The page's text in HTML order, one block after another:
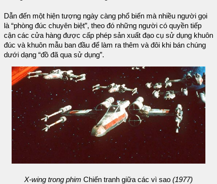
Dẫn đến một hiện tượng ngày càng phổ biến mà nhiều người gọi
là “phòng đúc chuyên biệt”, theo đó những người có quyền tiếp
cận các cửa hàng được cấp phép sản xuất đạo cụ sử dụng khuôn
đúc và khuôn mẫu ban đầu để làm ra thêm và đôi khi bán chúng
dưới dạng “đồ đã qua sử dụng”.
X-wing trong phim Chiến tranh giữa các vì sao (1977)